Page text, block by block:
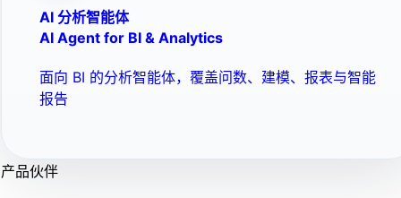
AI 分析智能体
AI Agent for BI & Analytics
面向 BI 的分析智能体，覆盖问数、建模、报表与智能
报告
产品伙伴